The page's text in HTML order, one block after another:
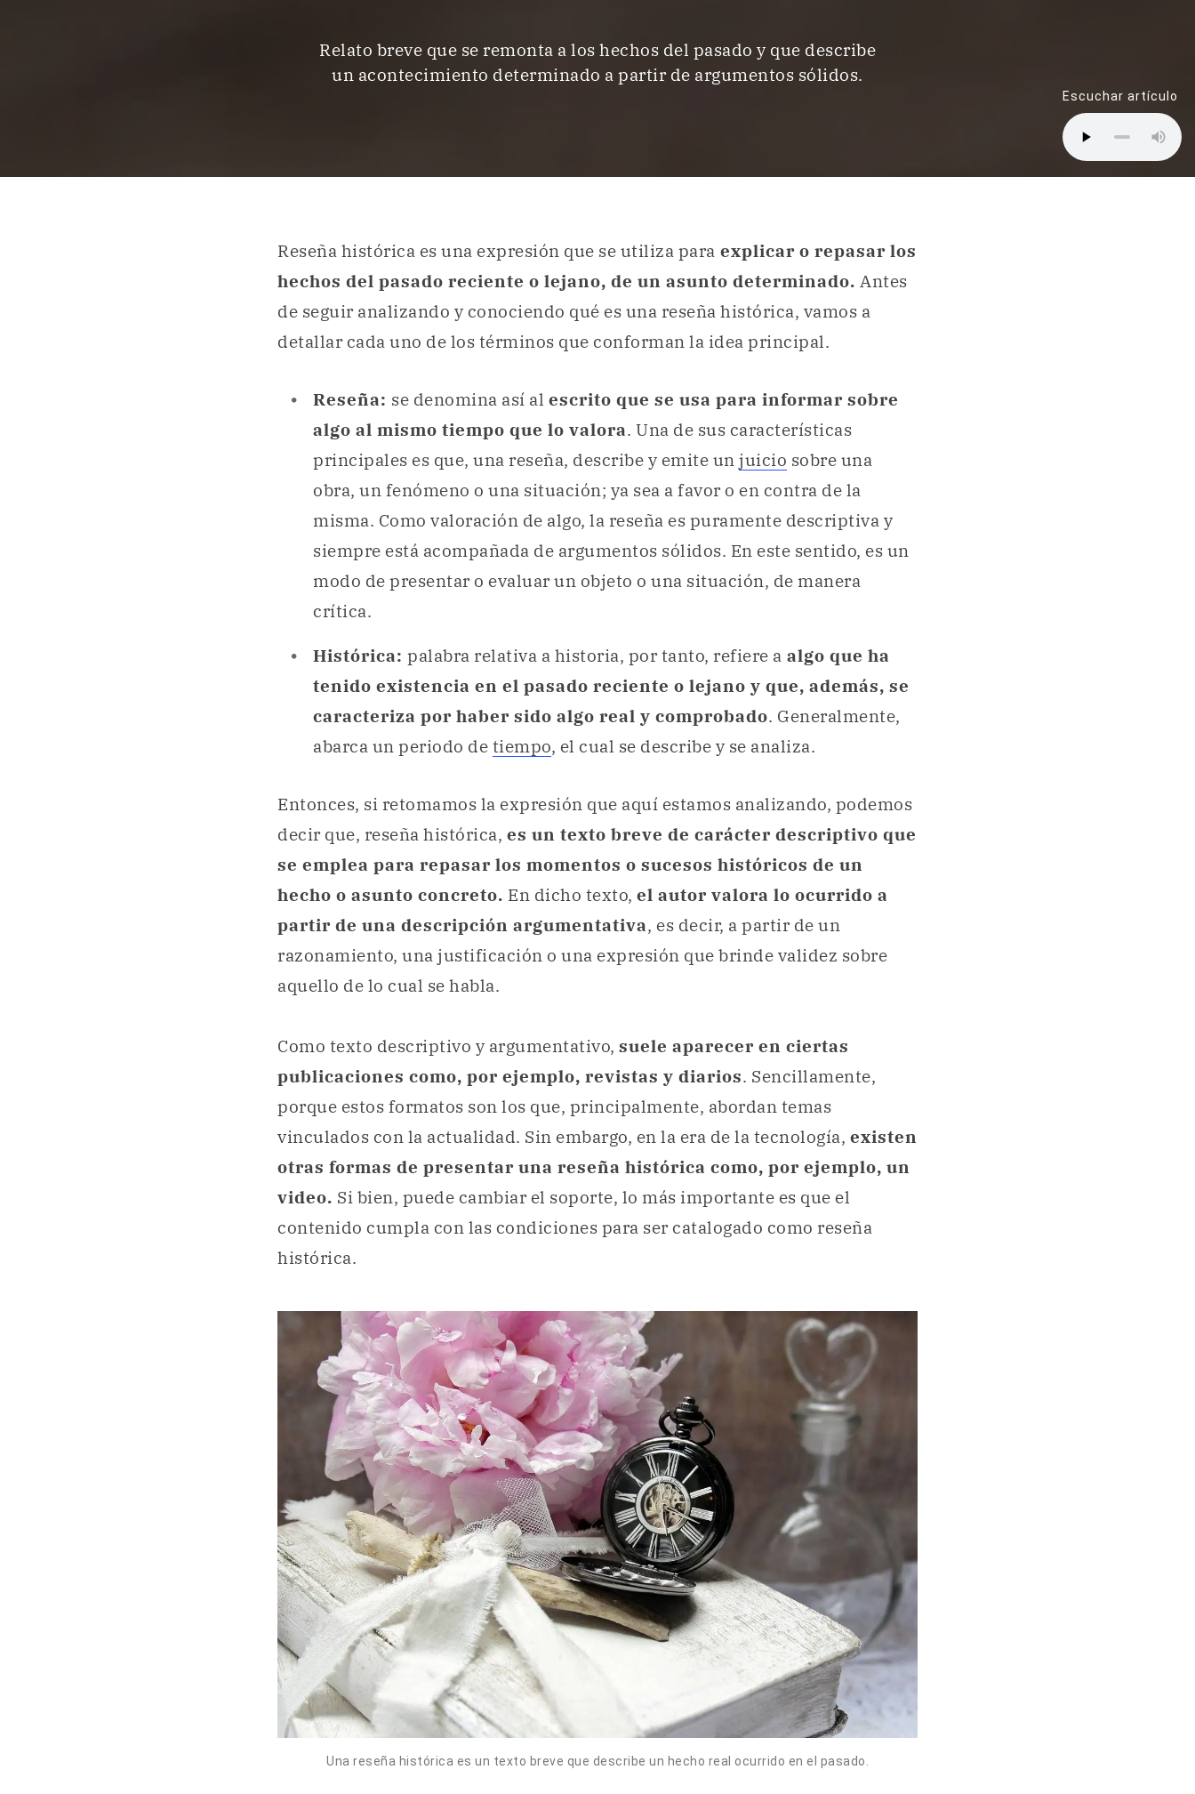
Relato breve que se remonta a los hechos del pasado y que describe
un acontecimiento determinado a partir de argumentos sólidos.
Escuchar artículo
Reseña histórica es una expresión que se utiliza para explicar o repasar los
hechos del pasado reciente o lejano, de un asunto determinado. Antes
de seguir analizando y conociendo qué es una reseña histórica, vamos a
detallar cada uno de los términos que conforman la idea principal.
Reseña: se denomina así al escrito que se usa para informar sobre
algo al mismo tiempo que lo valora. Una de sus características
principales es que, una reseña, describe y emite un juicio sobre una
obra, un fenómeno o una situación; ya sea a favor o en contra de la
misma. Como valoración de algo, la reseña es puramente descriptiva y
siempre está acompañada de argumentos sólidos. En este sentido, es un
modo de presentar o evaluar un objeto o una situación, de manera
crítica.
Histórica: palabra relativa a historia, por tanto, refiere a algo que ha
tenido existencia en el pasado reciente o lejano y que, además, se
caracteriza por haber sido algo real y comprobado. Generalmente,
abarca un periodo de tiempo, el cual se describe y se analiza.
Entonces, si retomamos la expresión que aquí estamos analizando, podemos
decir que, reseña histórica, es un texto breve de carácter descriptivo que
se emplea para repasar los momentos o sucesos históricos de un
hecho o asunto concreto. En dicho texto, el autor valora lo ocurrido a
partir de una descripción argumentativa, es decir, a partir de un
razonamiento, una justificación o una expresión que brinde validez sobre
aquello de lo cual se habla.
Como texto descriptivo y argumentativo, suele aparecer en ciertas
publicaciones como, por ejemplo, revistas y diarios. Sencillamente,
porque estos formatos son los que, principalmente, abordan temas
vinculados con la actualidad. Sin embargo, en la era de la tecnología, existen
otras formas de presentar una reseña histórica como, por ejemplo, un
video. Si bien, puede cambiar el soporte, lo más importante es que el
contenido cumpla con las condiciones para ser catalogado como reseña
histórica.
Una reseña histórica es un texto breve que describe un hecho real ocurrido en el pasado.